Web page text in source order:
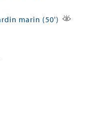
marin (50')